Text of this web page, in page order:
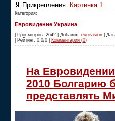
Прикрепления: Картинка 1
Категория:
Евровидение Украина
| Просмотров: 2642 | Добавил: eurovision |
| Рейтинг: 0.0/0 | Комментарии (0)
На Евровидении
2010 Болгарию
представлять